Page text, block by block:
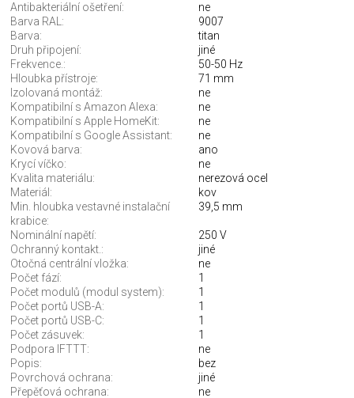
Antibakteriální ošetření:
ne
Barva RAL:
9007
Barva:
titan
Druh připojení:
jiné
Frekvence.:
50-50 Hz
Hloubka přístroje:
71 mm
Izolovaná montáž:
ne
Kompatibilní s Amazon Alexa:
ne
Kompatibilní s Apple HomeKit:
ne
Kompatibilní s Google Assistant:
ne
Kovová barva:
ano
Krycí víčko:
ne
Kvalita materiálu:
nerezová ocel
Materiál:
kov
Min. hloubka vestavné instalační
krabice:
39,5 mm
Nominální napětí:
250 V
Ochranný kontakt.:
jiné
Otočná centrální vložka:
ne
Počet fází:
1
Počet modulů (modul system):
1
Počet portů USB-A:
1
Počet portů USB-C:
1
Počet zásuvek:
1
Podpora IFTTT:
ne
Popis:
bez
Povrchová ochrana:
jiné
Přepěťová ochrana:
ne